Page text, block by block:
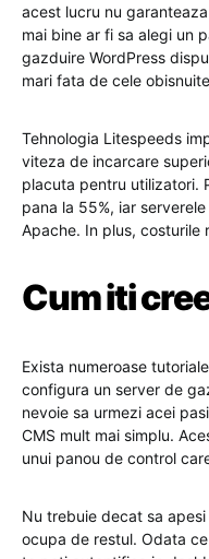
acest lucru nu
mai bine ar fi sa alegi un
gazduire WordPress
mari fata de cele
Tehnologia Litespeeds
viteza de incarcare
placuta pentru utilizatori.
pana la 55%, iar
Apache. In plus, costurile
Cum iti
Exista numeroase
configura un server de
nevoie sa urmezi acei
CMS mult mai simplu.
unui panou de control
Nu trebuie decat sa
ocupa de restul. Odata